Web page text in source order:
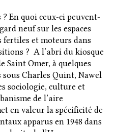
En quoi ceux-ci peuvent-
neuf sur les espaces
et moteurs dans
? A l’abri du kiosque
Saint Omer, à quelques
Charles Quint, Nawel
sociologie, culture et
de l’aire
en valeur la spécificité de
apparus en 1948 dans